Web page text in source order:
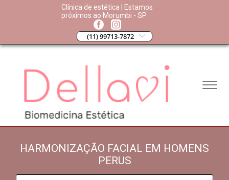
Clínica de estética | Estamos
próximos ao Morumbi - SP
(11) 99713-7872
HARMONIZAÇÃO FACIAL EM HOMENS
PERUS